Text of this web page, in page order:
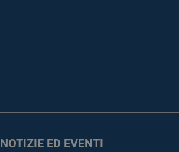
NOTIZIE ED EVENTI